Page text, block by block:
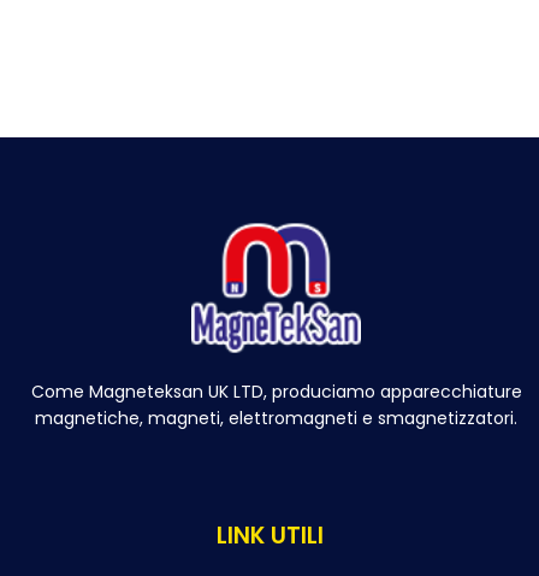
Come Magneteksan UK LTD, produciamo apparecchiature
magnetiche, magneti, elettromagneti e smagnetizzatori.
LINK UTILI